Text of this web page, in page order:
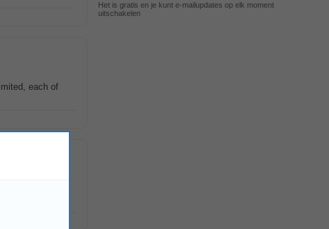
each of
Het is gratis en je kunt e-mailupdates op elk moment
uitschakelen